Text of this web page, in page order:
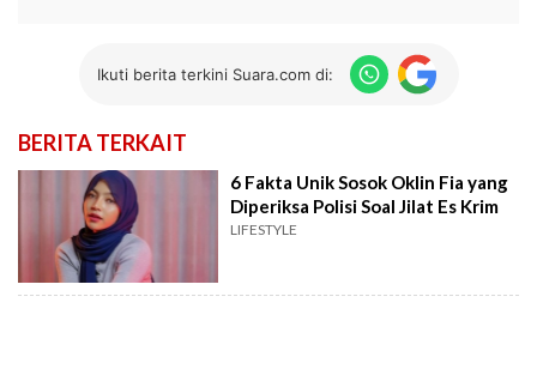
Ikuti berita terkini Suara.com di:
BERITA TERKAIT
6 Fakta Unik Sosok Oklin Fia yang
Diperiksa Polisi Soal Jilat Es Krim
LIFESTYLE